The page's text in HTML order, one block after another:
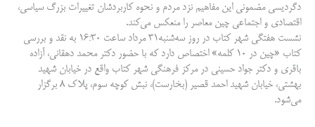
دگردیسی مضمونی این مفاهیم نزد مردم و نحوه کاربردشان تغییرات بزرگ سیاسی،
اقتصادی و اجتماعی چین معاصر را منعکس می‌کند.
نشست هفتگی شهر کتاب در روز سه‌شنبه۳۱ مرداد ساعت ۱۶:۳۰ به نقد و بررسی
کتاب «چین در ۱۰ کلمه» اختصاص دارد که با حضور دکتر محمد دهقانی، آزاده
باقری و دکتر جواد حسینی در مرکز فرهنگی شهر کتاب واقع در خیابان شهید
بهشتی، خیابان شهید احمد قصیر (بخارست)، نبش کوچه سوم، پلاک ۸ برگزار
می‌شود.